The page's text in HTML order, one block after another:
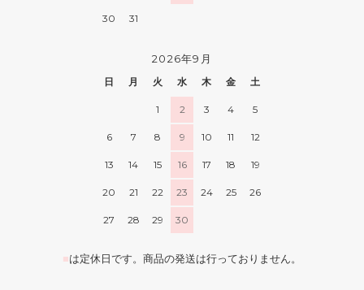
30 31
2026年9月
日 月 火 水 木 金 土
1 2 3 4 5
6 7 8 9 10 11 12
13 14 15 16 17 18 19
20 21 22 23 24 25 26
27 28 29 30
■は定休日です。商品の発送は行っておりません。